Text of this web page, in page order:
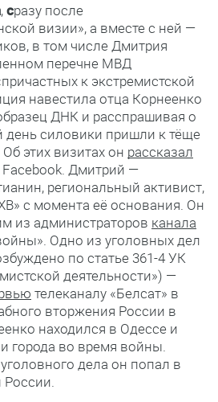
,сразу после
визии», а вместе с ней —
в том числе Дмитрия
перечне МВД
к экстремистской
навестила отца Корнеенко
ДНК и расспрашивая о
силовики пришли к тёще
этих визитах он рассказал
Facebook. Дмитрий —
региональный активист,
с момента её основания. Он
из администраторов канала
Одно из уголовных дел
по статье 361-4 УК
деятельности») —
телеканалу «Белсат» в
вторжения России в
находился в Одессе и
города во время войны.
дела он попал в
России.